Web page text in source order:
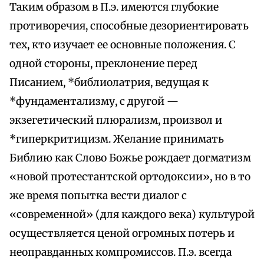
Таким образом в П.э. имеются глубокие
противоречия, способные дезориентировать
тех, кто изучает ее основные положения. С
одной стороны, преклонение перед
Писанием, *библиолатрия, ведущая к
*фундаментализму, с другой —
экзегетический плюрализм, произвол и
*гиперкритицизм. Желание принимать
Библию как Слово Божье рождает догматизм
«новой протестантской ортодоксии», но в то
же время попытка вести диалог с
«современной» (для каждого века) культурой
осуществляется ценой огромных потерь и
неоправданных компромиссов. П.э. всегда